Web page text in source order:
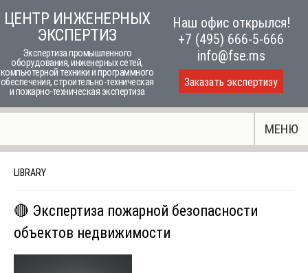
to
content
ЦЕНТР ИНЖЕНЕРНЫХ
ЭКСПЕРТИЗ
Экспертиза промышленного
оборудования, инженерных сетей,
компьютерной техники и программного
обеспечения, строительно-техническая
и пожарно-техническая экспертиза
Наш офис открылся!
+7 (495) 666-5-666
info@fse.ms
Заказать экспертизу
МЕНЮ
LIBRARY
🔴 Экспертиза пожарной безопасности
объектов недвижимости